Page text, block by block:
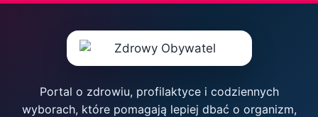
Portal o zdrowiu, profilaktyce i codziennych
wyborach, które pomagają lepiej dbać o organizm,